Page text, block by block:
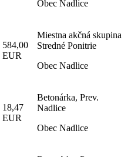
Obec Nadlice
584,00
EUR
Miestna akčná skupina
Stredné Ponitrie
Obec Nadlice
18,47
EUR
Betonárka, Prev.
Nadlice
Obec Nadlice